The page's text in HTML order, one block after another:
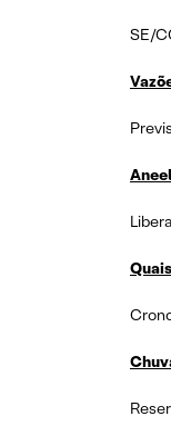
SE/